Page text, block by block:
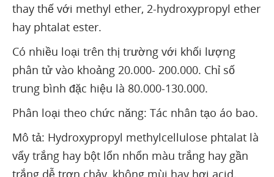
thay thế với methyl ether, 2-hydroxypropyl ether
hay phtalat ester.
Có nhiều loại trên thị trường với khối lượng
phân tử vào khoảng 20.000- 200.000. Chỉ số
trung bình đặc hiệu là 80.000-130.000.
Phân loại theo chức năng: Tác nhân tạo áo bao.
Mô tả: Hydroxypropyl methylcellulose phtalat là
vẩy trắng hay bột lổn nhổn màu trắng hay gần
trắng dễ trơn chảy, không mùi hay hơi acid.